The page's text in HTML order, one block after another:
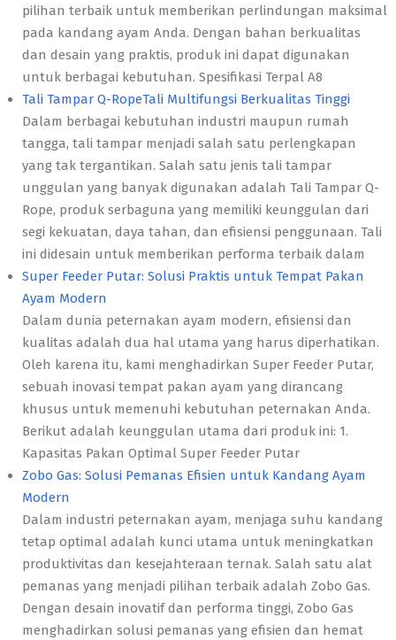
pilihan terbaik untuk memberikan perlindungan maksimal
pada kandang ayam Anda. Dengan bahan berkualitas
dan desain yang praktis, produk ini dapat digunakan
untuk berbagai kebutuhan. Spesifikasi Terpal A8
Tali Tampar Q-RopeTali Multifungsi Berkualitas Tinggi
Dalam berbagai kebutuhan industri maupun rumah
tangga, tali tampar menjadi salah satu perlengkapan
yang tak tergantikan. Salah satu jenis tali tampar
unggulan yang banyak digunakan adalah Tali Tampar Q-
Rope, produk serbaguna yang memiliki keunggulan dari
segi kekuatan, daya tahan, dan efisiensi penggunaan. Tali
ini didesain untuk memberikan performa terbaik dalam
Super Feeder Putar: Solusi Praktis untuk Tempat Pakan
Ayam Modern
Dalam dunia peternakan ayam modern, efisiensi dan
kualitas adalah dua hal utama yang harus diperhatikan.
Oleh karena itu, kami menghadirkan Super Feeder Putar,
sebuah inovasi tempat pakan ayam yang dirancang
khusus untuk memenuhi kebutuhan peternakan Anda.
Berikut adalah keunggulan utama dari produk ini: 1.
Kapasitas Pakan Optimal Super Feeder Putar
Zobo Gas: Solusi Pemanas Efisien untuk Kandang Ayam
Modern
Dalam industri peternakan ayam, menjaga suhu kandang
tetap optimal adalah kunci utama untuk meningkatkan
produktivitas dan kesejahteraan ternak. Salah satu alat
pemanas yang menjadi pilihan terbaik adalah Zobo Gas.
Dengan desain inovatif dan performa tinggi, Zobo Gas
menghadirkan solusi pemanas yang efisien dan hemat